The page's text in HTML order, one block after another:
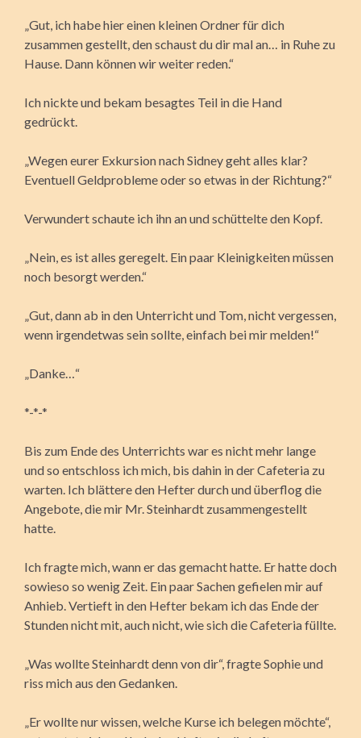
„Gut, ich habe hier einen kleinen Ordner für dich
zusammen gestellt, den schaust du dir mal an… in Ruhe zu
Hause. Dann können wir weiter reden.“
Ich nickte und bekam besagtes Teil in die Hand
gedrückt.
„Wegen eurer Exkursion nach Sidney geht alles klar?
Eventuell Geldprobleme oder so etwas in der Richtung?“
Verwundert schaute ich ihn an und schüttelte den Kopf.
„Nein, es ist alles geregelt. Ein paar Kleinigkeiten müssen
noch besorgt werden.“
„Gut, dann ab in den Unterricht und Tom, nicht vergessen,
wenn irgendetwas sein sollte, einfach bei mir melden!“
„Danke…“
*-*-*
Bis zum Ende des Unterrichts war es nicht mehr lange
und so entschloss ich mich, bis dahin in der Cafeteria zu
warten. Ich blättere den Hefter durch und überflog die
Angebote, die mir Mr. Steinhardt zusammengestellt
hatte.
Ich fragte mich, wann er das gemacht hatte. Er hatte doch
sowieso so wenig Zeit. Ein paar Sachen gefielen mir auf
Anhieb. Vertieft in den Hefter bekam ich das Ende der
Stunden nicht mit, auch nicht, wie sich die Cafeteria füllte.
„Was wollte Steinhardt denn von dir“, fragte Sophie und
riss mich aus den Gedanken.
„Er wollte nur wissen, welche Kurse ich belegen möchte“,